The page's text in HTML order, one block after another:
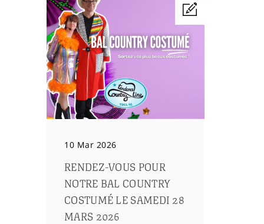
10 Mar 2026
RENDEZ-VOUS POUR
NOTRE BAL COUNTRY
COSTUMÉ LE SAMEDI 28
MARS 2026